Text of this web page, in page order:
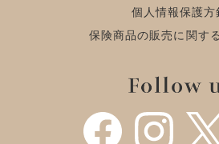
個人情報保護方
保険商品の販売に関す